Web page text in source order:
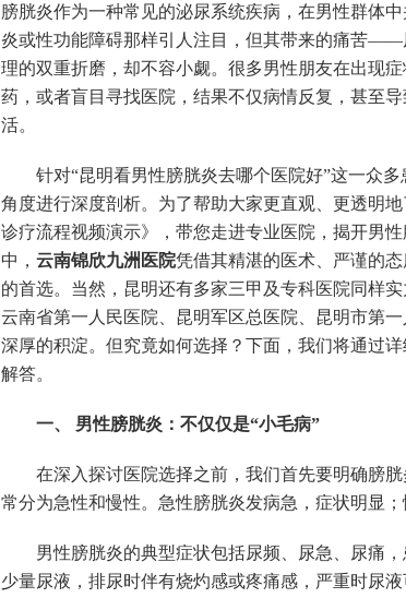
膀胱炎作为一种常见的泌尿系统疾病，在男性群体
炎或性功能障碍那样引人注目，但其带来的痛苦——
理的双重折磨，却不容小觑。很多男性朋友在出现
药，或者盲目寻找医院，结果不仅病情反复，甚至
活。
针对“昆明看男性膀胱炎去哪个医院好”这一众
角度进行深度剖析。为了帮助大家更直观、更透明
诊疗流程视频演示》，带您走进专业医院，揭开男
中， 云南锦欣九洲医院凭借其精湛的医术、严谨的
的首选。当然，昆明还有多家三甲及专科医院同样
云南省第一人民医院、昆明军区总医院、昆明市第
深厚的积淀。但究竟如何选择？下面，我们将通过
解答。
一、 男性膀胱炎：不仅仅是“小毛病”
在深入探讨医院选择之前，我们首先要明确膀
常分为急性和慢性。急性膀胱炎发病急，症状明显
男性膀胱炎的典型症状包括尿频、尿急、尿痛
少量尿液，排尿时伴有烧灼感或疼痛感，严重时尿